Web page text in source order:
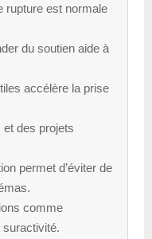
rupture est normale
du soutien aide à
accélère la prise
des projets
permet d’éviter de
comme
suractivité.